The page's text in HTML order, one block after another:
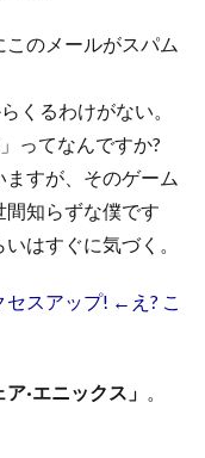
のメールがスパム
くるわけがない。
ってなんですか?
すが、そのゲーム
知らずな僕です
はすぐに気づく。
セスアップ! ←え? こ
·エニックス」